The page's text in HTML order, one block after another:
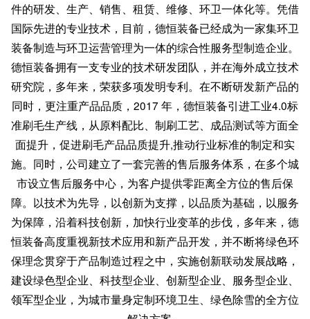
件的研发、生产、销售、租赁、维修、环卫一体化等。凭借
国际先进的专业技术，目前，德恒装备已经成为一家集环卫
装备制造与环卫运营管理为一体的综合性服务型制造企业。
德恒装备拥有一支专业的技术研发团队，并在海外成立技术
研究院，多年来，荣获多项发明专利。在不断研发新产品的
同时，更注重产品品质，2017 年，德恒装备引进工业4.0标
准刷毛生产线，从原料配比、制刷工艺、成品测试等方面全
面提升，促进刷毛产品品质提升,推动行业标准的制定和实
施。同时，公司建立了一套完善的售后服务体系，在多个城
市设立售后服务中心，为客户提供零距离全方位的售后保
障。以技术为先导，以创新为支撑，以品质为基础，以服务
为保障，沿着科技创新，加快行业变革的步伐，多年来，德
恒装备高度重视新技术应用和新产品开发，并不断将绿色环
保理念贯穿于产品制造过程之中，实施创新联动发展战略，
建设绿色型企业、科技型企业、创新型企业、服务型企业、
领军型企业，为城市量身定制环境卫生、绿色除雪的全方位